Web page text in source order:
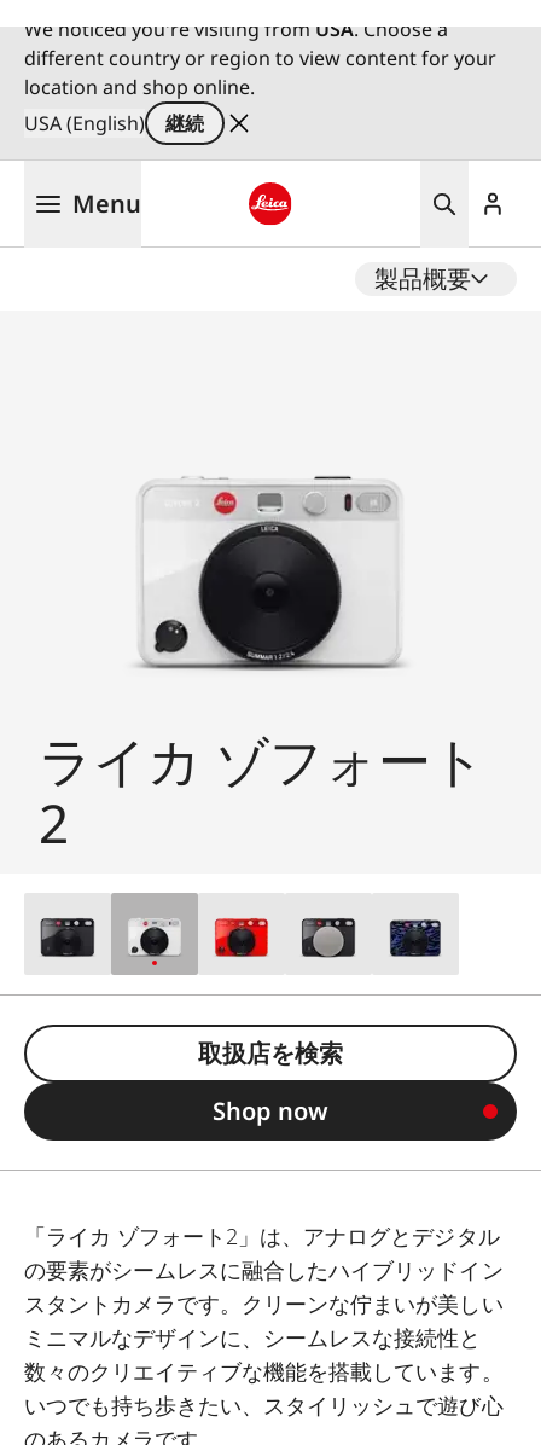
We noticed you're visiting fromUSA. Choose a
different country or region to view content for your
location and shop online.
USA (English)
継続
Menu
製品概要
ライカ ゾフォート
2
取扱店を検索
Shop now
「ライカ ゾフォート2」は、アナログとデジタル
の要素がシームレスに融合したハイブリッドイン
スタントカメラです。クリーンな佇まいが美しい
ミニマルなデザインに、シームレスな接続性と
数々のクリエイティブな機能を搭載しています。
いつでも持ち歩きたい、スタイリッシュで遊び心
のあるカメラです。